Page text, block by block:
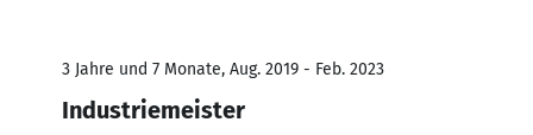
3 Jahre und 7 Monate, Aug. 2019 - Feb. 2023
Industriemeister